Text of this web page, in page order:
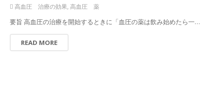
高血圧 治療の効果, 高血圧 薬
要旨 高血圧の治療を開始するときに「血圧の薬は飲み始めたら一…
READ MORE